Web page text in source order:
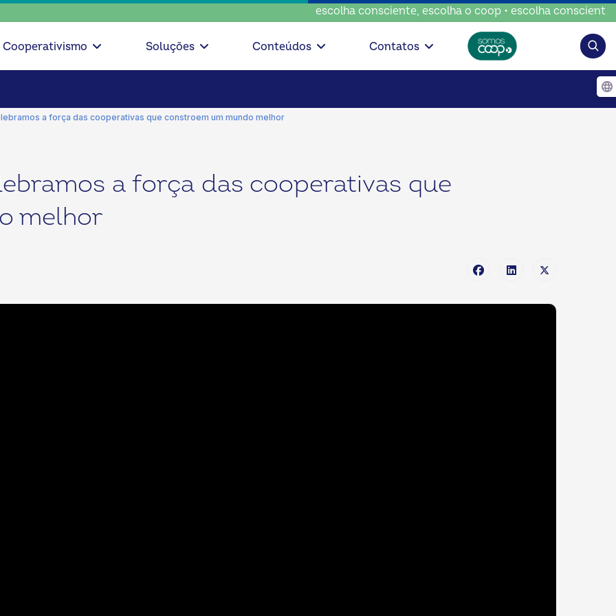
escolha consciente, escolha o coop • escolha consciente,
Cooperativismo Soluções Conteúdos Contatos
a força das cooperativas que constroem um mundo melhor
a força das cooperativas que
melhor